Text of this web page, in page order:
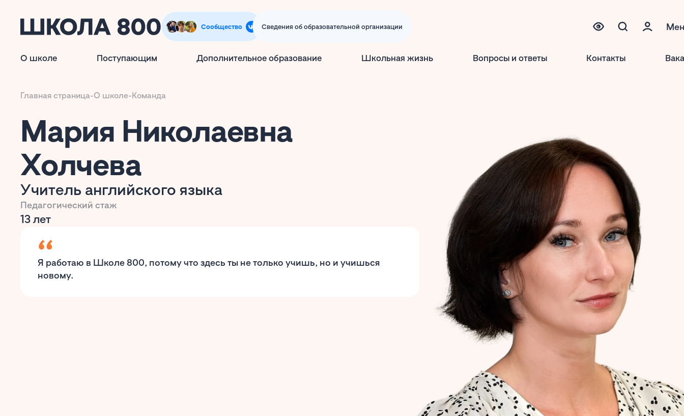
Сообщество Сведения об образовательной организации
О школе Поступающим Дополнительное образование Школьная жизнь Вопросы и ответы Контакты
Главная страница-О школе-Команда
Мария Николаевна
Холчева
Учитель английского языка
Педагогический стаж
13 лет
Я работаю в Школе 800, потому что здесь ты не только учишь, но и учишься
новому.